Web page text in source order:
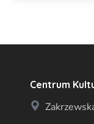
Centrum